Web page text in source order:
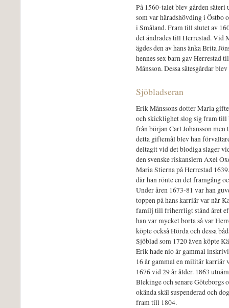
På 1560-talet blev gården säteri
som var häradshövding i Östbo
i Småland. Fram till slutet av
det ändrades till Herrestad. Vid
ägdes den av hans änka Brita
hennes sex barn gav Herrestad
Månsson. Dessa sätesgårdar
Sjöbladseran
Erik Månssons dotter Maria
och skicklighet slog sig fram till
från början Carl Johansson
detta giftemål blev han
deltagit vid det blodiga slager
den svenske riskanslern Axel
Maria Stierna på Herrestad
där han rönte en del framgång
Under åren 1673-81 var han
toppen på hans karriär var när
familj till friherrligt stånd året
han var mycket borta så var
köpte också Hörda och dessa
Sjöblad som 1720 även köpte
Erik hade nio år gammal
16 år gammal en militär karriär
1676 vid 29 år ålder. 1863
Blekinge och senare Göteborgs
okända skäl suspenderad och
fram till 1804.